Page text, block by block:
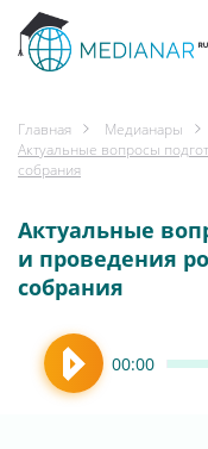
Главная Медианары
Актуальные вопросы
собрания
Актуальные
и проведения
собрания
00:00